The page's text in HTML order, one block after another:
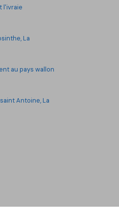
l'ivraie
La
au pays wallon
Antoine, La
de gestion des